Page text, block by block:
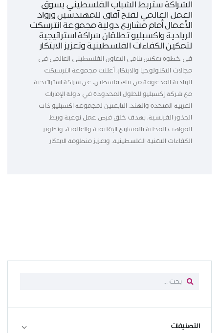
التصنيفات
الشراكة ستربط الشباب الفلسطيني بسوق
العمل العالمي لفتح آفاق للمهندسين ورواد
الأعمال أمام مشاريع دولية مجموعة انترسكت
الريادية واكسبليو تطلقان شراكة استراتيجية
لتمكين الكفاءات الفلسطينية وتعزيز الابتكار
في خطوة تعكس تنامي التعاون الفلسطيني العالمي في
مجالات التكنولوجيا والابتكار، أعلنت مجموعة انترسيكت
الريادية المدعومة من بنك فلسطين، عن شراكة استراتيجية
مع شركة إكسبليو للحلول المحدودة في دولة الإمارات
العربية المتحدة والهند، التابعتين لمجموعة اكسبليو ذات
الجذور الفرنسية، بهدف خلق فرص عمل نوعية وربط
المواهب المحلية بالمشاريع الإقليمية والعالمية، وتطوير
الكفاءات التقنية الفلسطينية، وتعزيز منظومة الابتكار